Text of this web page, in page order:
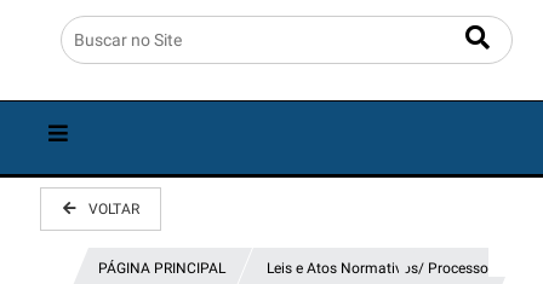
VOLTAR
PÁGINA PRINCIPAL
Leis e Atos Normativos/ Processo